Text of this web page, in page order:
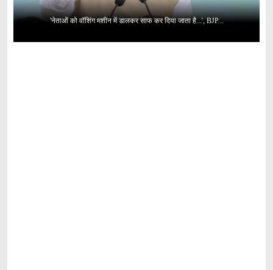
'नेताओं को वॉशिंग मशीन में डालकर साफ कर दिया जाता है...', BJP...